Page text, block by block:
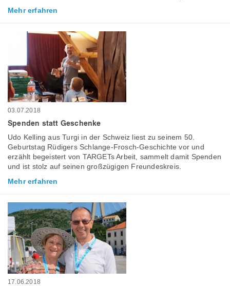
Mehr erfahren
03.07.2018
Spenden statt Geschenke
Udo Kelling aus Turgi in der Schweiz liest zu seinem 50.
Geburtstag Rüdigers Schlange-Frosch-Geschichte vor und
erzählt begeistert von TARGETs Arbeit, sammelt damit Spenden
und ist stolz auf seinen großzügigen Freundeskreis.
Mehr erfahren
17.06.2018